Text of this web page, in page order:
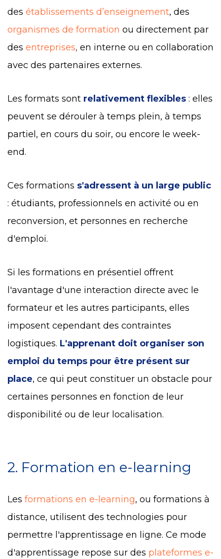
des établissements d’enseignement, des
organismes de formation ou directement par
des entreprises, en interne ou en collaboration
avec des partenaires externes.
Les formats sont relativement flexibles : elles
peuvent se dérouler à temps plein, à temps
partiel, en cours du soir, ou encore le week-
end.
Ces formations s'adressent à un large public
: étudiants, professionnels en activité ou en
reconversion, et personnes en recherche
d'emploi.
Si les formations en présentiel offrent
l'avantage d'une interaction directe avec le
formateur et les autres participants, elles
imposent cependant des contraintes
logistiques. L'apprenant doit organiser son
emploi du temps pour être présent sur
place, ce qui peut constituer un obstacle pour
certaines personnes en fonction de leur
disponibilité ou de leur localisation.
2. Formation en e-learning
Les formations en e-learning, ou formations à
distance, utilisent des technologies pour
permettre l'apprentissage en ligne. Ce mode
d'apprentissage repose sur des plateformes e-